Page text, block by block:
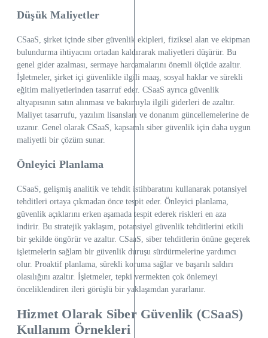
Düşük Maliyetler
CSaaS, şirket içinde siber güvenlik ekipleri, fiziksel alan ve ekipman
bulundurma ihtiyacını ortadan kaldırarak maliyetleri düşürür. Bu
genel gider azalması, sermaye harcamalarını önemli ölçüde azaltır.
İşletmeler, şirket içi güvenlikle ilgili maaş, sosyal haklar ve sürekli
eğitim maliyetlerinden tasarruf eder. CSaaS ayrıca güvenlik
altyapısının satın alınması ve bakımıyla ilgili giderleri de azaltır.
Maliyet tasarrufu, yazılım lisansları ve donanım güncellemelerine de
uzanır. Genel olarak CSaaS, kapsamlı siber güvenlik için daha uygun
maliyetli bir çözüm sunar.
Önleyici Planlama
CSaaS, gelişmiş analitik ve tehdit istihbaratını kullanarak potansiyel
tehditleri ortaya çıkmadan önce tespit eder. Önleyici planlama,
güvenlik açıklarını erken aşamada tespit ederek riskleri en aza
indirir. Bu stratejik yaklaşım, potansiyel güvenlik tehditlerini etkili
bir şekilde öngörür ve azaltır. CSaaS, siber tehditlerin önüne geçerek
işletmelerin sağlam bir güvenlik duruşu sürdürmelerine yardımcı
olur. Proaktif planlama, sürekli koruma sağlar ve başarılı saldırı
olasılığını azaltır. İşletmeler, tepki vermekten çok önlemeyi
önceliklendiren ileri görüşlü bir yaklaşımdan yararlanır.
Hizmet Olarak Siber Güvenlik (CSaaS)
Kullanım Örnekleri